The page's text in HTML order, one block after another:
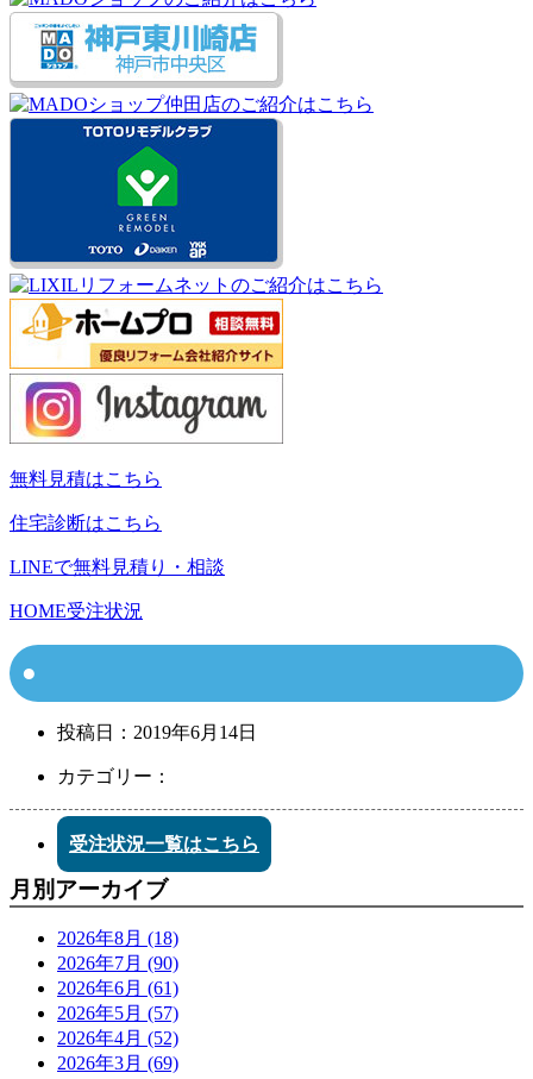
無料見積はこちら
住宅診断はこちら
LINEで無料見積り・相談
HOME受注状況
投稿日： 2019年6月14日
カテゴリー：
受注状況一覧はこちら
月別アーカイブ
2026年8月 (18)
2026年7月 (90)
2026年6月 (61)
2026年5月 (57)
2026年4月 (52)
2026年3月 (69)